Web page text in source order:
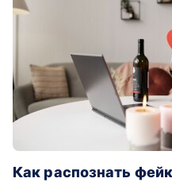
Как распознать